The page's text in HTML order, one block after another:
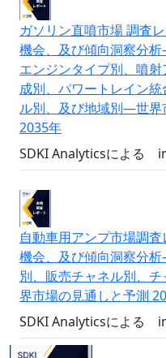
ガソリン直噴市場 調査
機会、及び傾向洞察分
エンジンタイプ別、噴
成別、パワートレイン
ル別、及び地域別―世界
2035年
SDKI Analyticsによる
自動車用アンプ市場調
機会、及び傾向洞察分
別、販売チャネル別、
界市場の見通しと予測
SDKI Analyticsによる